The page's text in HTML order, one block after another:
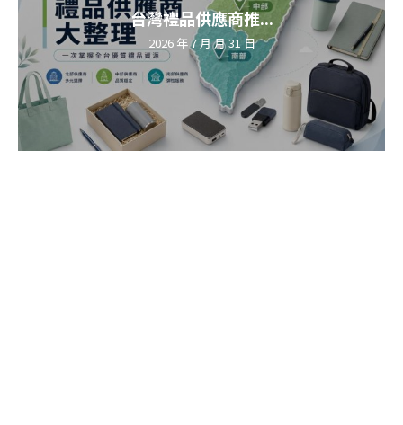
台灣禮品供應商推...
2026 年 7 月 月 31 日